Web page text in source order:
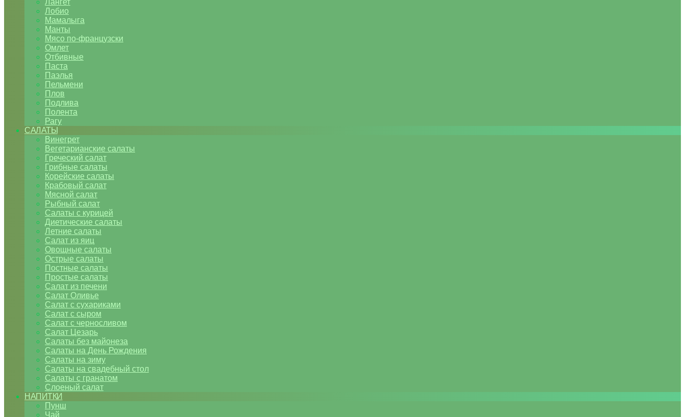
Лангет
Лобио
Мамалыга
Манты
Мясо по-французски
Омлет
Отбивные
Паста
Паэлья
Пельмени
Плов
Подлива
Полента
Рагу
САЛАТЫ
Винегрет
Вегетарианские салаты
Греческий салат
Грибные салаты
Корейские салаты
Крабовый салат
Мясной салат
Рыбный салат
Салаты с курицей
Диетические салаты
Летние салаты
Салат из яиц
Овощные салаты
Острые салаты
Постные салаты
Простые салаты
Салат из печени
Салат Оливье
Салат с сухариками
Салат с сыром
Салат с черносливом
Салат Цезарь
Салаты без майонеза
Салаты на День Рождения
Салаты на зиму
Салаты на свадебный стол
Салаты с гранатом
Слоеный салат
НАПИТКИ
Пунш
Чай